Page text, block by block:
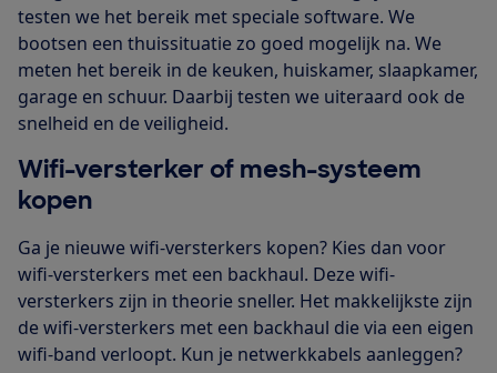
testen we het bereik met speciale software. We
bootsen een thuissituatie zo goed mogelijk na. We
meten het bereik in de keuken, huiskamer, slaapkamer,
garage en schuur. Daarbij testen we uiteraard ook de
snelheid en de veiligheid.
Wifi-versterker of mesh-systeem
kopen
Ga je nieuwe wifi-versterkers kopen? Kies dan voor
wifi-versterkers met een backhaul. Deze wifi-
versterkers zijn in theorie sneller. Het makkelijkste zijn
de wifi-versterkers met een backhaul die via een eigen
wifi-band verloopt. Kun je netwerkkabels aanleggen?